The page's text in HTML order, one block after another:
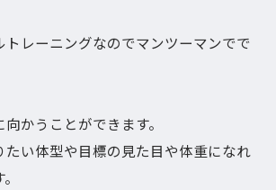
トレーニングなのでマンツーマンでで
かうことができます。
たい体型や目標の見た目や体重になれ